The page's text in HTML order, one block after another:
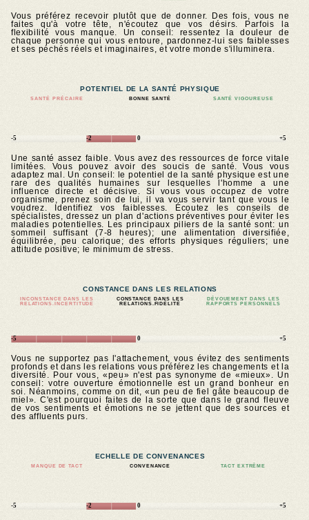
Vous préférez recevoir plutôt que de donner. Des fois, vous ne
faites qu'à votre tête, n'écoutez que vos désirs. Parfois la
flexibilité vous manque. Un conseil: ressentez la douleur de
chaque personne qui vous entoure, pardonnez-lui ses faiblesses
et ses péchés réels et imaginaires, et votre monde s'illuminera.
POTENTIEL DE LA SANTÉ PHYSIQUE
SANTÉ PRÉCAIRE BONNE SANTÉ SANTÉ VIGOUREUSE
-5 -2 0 +5
Une santé assez faible. Vous avez des ressources de force vitale
limitées. Vous pouvez avoir des soucis de santé. Vous vous
adaptez mal. Un conseil: le potentiel de la santé physique est une
rare des qualités humaines sur lesquelles l'homme a une
influence directe et décisive. Si vous vous occupez de votre
organisme, prenez soin de lui, il va vous servir tant que vous le
voudrez. Identifiez vos faiblesses. Écoutez les conseils de
spécialistes, dressez un plan d'actions préventives pour éviter les
maladies potentielles. Les principaux piliers de la santé sont: un
sommeil suffisant (7-8 heures); une alimentation diversifiée,
équilibrée, peu calorique; des efforts physiques réguliers; une
attitude positive; le minimum de stress.
CONSTANCE DANS LES RELATIONS
INCONSTANCE DANS LES
RELATIONS.INCERTITUDE
CONSTANCE DANS LES
RELATIONS.FIDÉLITÉ
DÉVOUEMENT DANS LES
RAPPORTS PERSONNELS
-5 0 +5
Vous ne supportez pas l'attachement, vous évitez des sentiments
profonds et dans les relations vous préférez les changements et la
diversité. Pour vous, «peu» n'est pas synonyme de «mieux». Un
conseil: votre ouverture émotionnelle est un grand bonheur en
soi. Néanmoins, comme on dit, «un peu de fiel gâte beaucoup de
miel». C'est pourquoi faites de la sorte que dans le grand fleuve
de vos sentiments et émotions ne se jettent que des sources et
des affluents purs.
ECHELLE DE CONVENANCES
MANQUE DE TACT CONVENANCE TACT EXTRÊME
-5 -2 0 +5